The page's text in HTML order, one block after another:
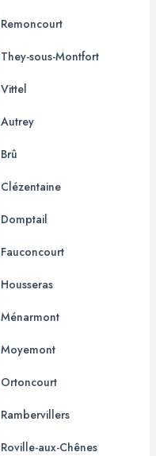
Remoncourt
They-sous-Montfort
Vittel
Autrey
Brû
Clézentaine
Domptail
Fauconcourt
Housseras
Ménarmont
Moyemont
Ortoncourt
Rambervillers
Roville-aux-Chênes